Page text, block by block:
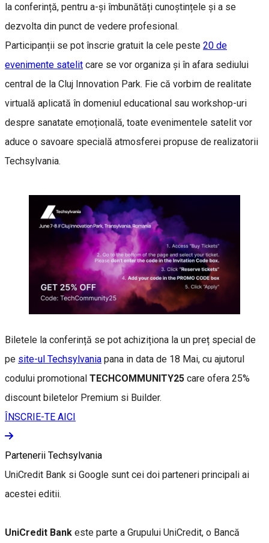
la conferință, pentru a-și îmbunătăți cunoștințele și a se
dezvolta din punct de vedere profesional.
Participanții se pot înscrie gratuit la cele peste 20 de
evenimente satelit care se vor organiza și în afara sediului
central de la Cluj Innovation Park. Fie că vorbim de realitate
virtuală aplicată în domeniul educational sau workshop-uri
despre sanatate emoțională, toate evenimentele satelit vor
aduce o savoare specială atmosferei propuse de realizatorii
Techsylvania.
Biletele la conferință se pot achiziționa la un preț special de
pe site-ul Techsylvania pana in data de 18 Mai, cu ajutorul
codului promotional TECHCOMMUNITY25 care ofera 25%
discount biletelor Premium si Builder.
ÎNSCRIE-TE AICI
Partenerii Techsylvania
UniCredit Bank si Google sunt cei doi parteneri principali ai
acestei editii.
UniCredit Bank este parte a Grupului UniCredit, o Bancă